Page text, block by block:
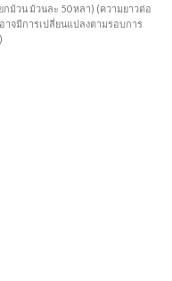
กม้วน ม้วนละ 50 หลา) (ความยาวต่อ
าจมีการเปลี่ยนแปลงตามรอบการ